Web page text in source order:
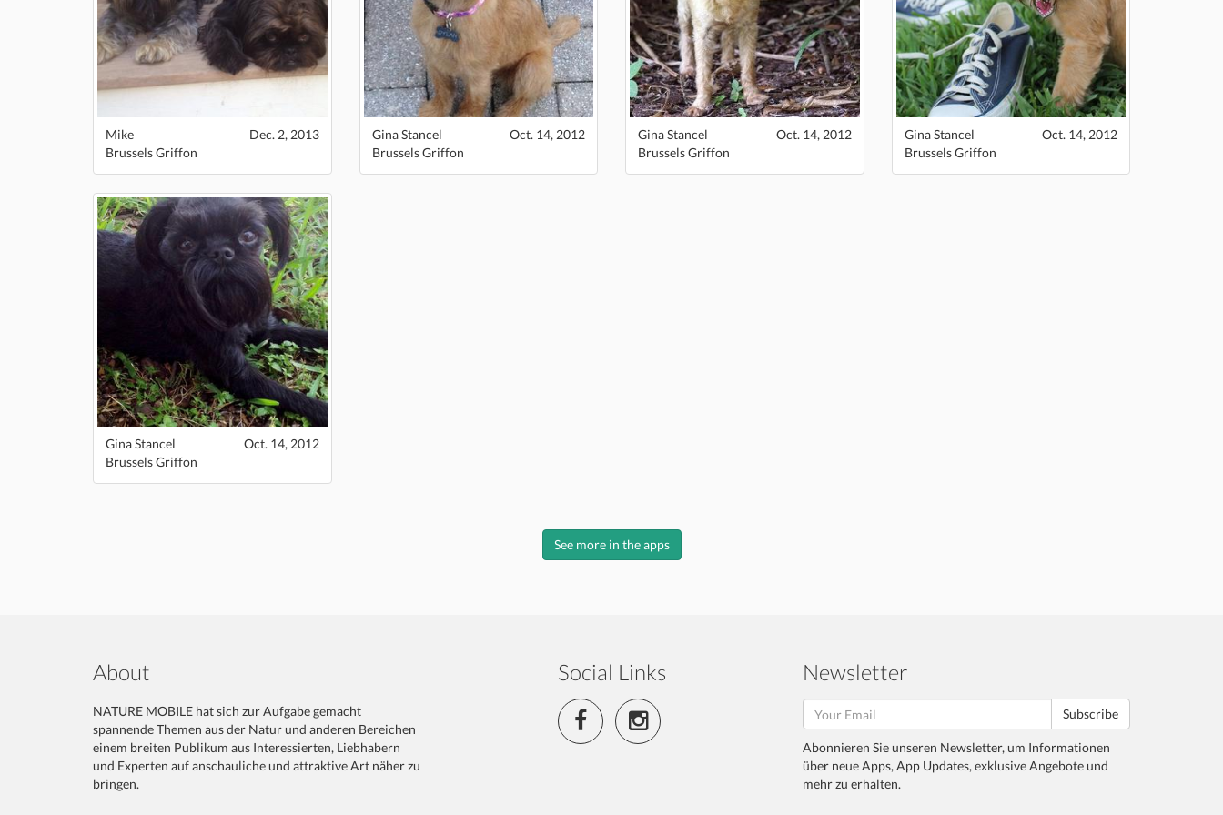
Mike
Dec. 2, 2013
Brussels Griffon
Gina Stancel
Oct. 14, 2012
Brussels Griffon
Gina Stancel
Oct. 14, 2012
Brussels Griffon
Gina Stancel
Oct. 14, 2012
Brussels Griffon
Gina Stancel
Oct. 14, 2012
Brussels Griffon
See more in the apps
About
NATURE MOBILE hat sich zur Aufgabe gemacht
spannende Themen aus der Natur und anderen Bereichen
einem breiten Publikum aus Interessierten, Liebhabern
und Experten auf anschauliche und attraktive Art näher zu
bringen.
Social Links Newsletter
Subscribe
Abonnieren Sie unseren Newsletter, um Informationen
über neue Apps, App Updates, exklusive Angebote und
mehr zu erhalten.